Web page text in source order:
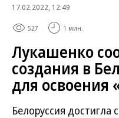
17.02.2022, 12:49
527 1 мин.
Лукашенко
создания в
для освоения
Белоруссия достигла